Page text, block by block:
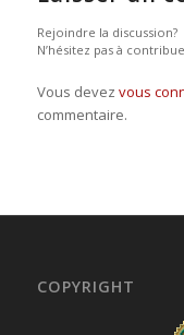
Rejoindre la discussion?
N’hésitez pas à
Vous devez vous
commentaire.
COPYRIGHT